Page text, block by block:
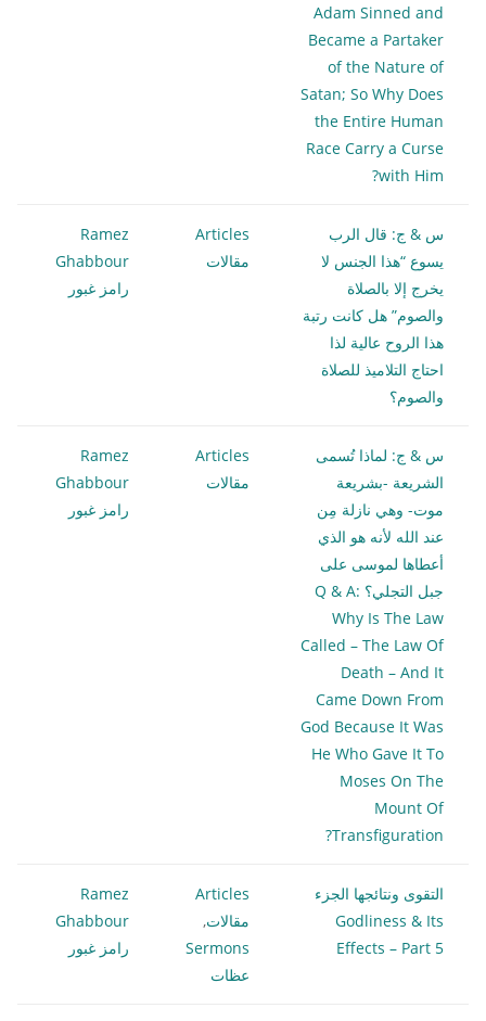
Adam Sinned and
Became a Partaker
of the Nature of
Satan; So Why Does
the Entire Human
Race Carry a Curse
with Him?
س & ج: قال الرب
يسوع “هذا الجنس لا
يخرج إلا بالصلاة
والصوم” هل كانت رتبة
هذا الروح عالية لذا
احتاج التلاميذ للصلاة
والصوم؟
Articles
مقالات
Ramez
Ghabbour
رامز غبور
س & ج: لماذا تُسمى
الشريعة -بشريعة
موت- وهي نازلة مِن
عند الله لأنه هو الذي
أعطاها لموسى على
جبل التجلي؟ Q & A:
Why Is The Law
Called – The Law Of
Death – And It
Came Down From
God Because It Was
He Who Gave It To
Moses On The
Mount Of
Transfiguration?
Articles
مقالات
Ramez
Ghabbour
رامز غبور
التقوى ونتائجها الجزء
Godliness & Its
Effects – Part 5
Articles
مقالات,
Sermons
عظات
Ramez
Ghabbour
رامز غبور